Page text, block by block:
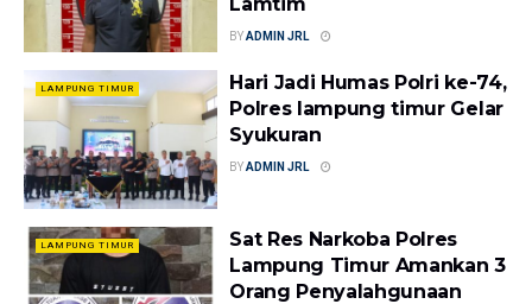
Lamtim
BYADMIN JRL
LAMPUNG TIMUR
Hari Jadi Humas Polri ke-74,
Polres lampung timur Gelar
Syukuran
BYADMIN JRL
LAMPUNG TIMUR
Sat Res Narkoba Polres
Lampung Timur Amankan 3
Orang Penyalahgunaan